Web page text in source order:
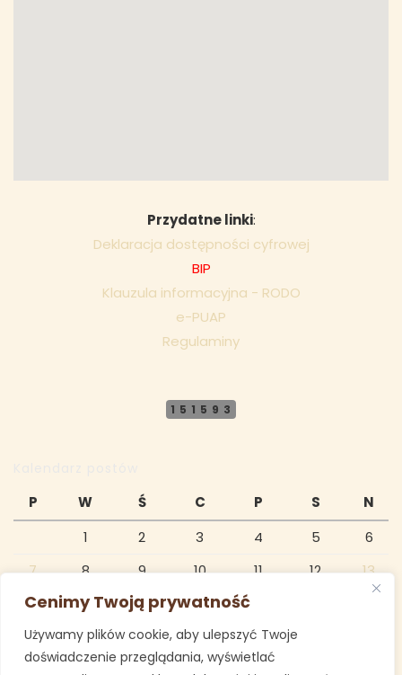
Cenimy Twoją prywatność
Używamy plików cookie, aby ulepszyć Twoje
doświadczenie przeglądania, wyświetlać
Przydatne linki:
Deklaracja dostępności cyfrowej
BIP
Klauzula informacyjna - RODO
e-PUAP
Regulaminy
151593
P W Ś C P S
N
1
2 3 4 5
6
7
8 9 10 11 12
13
14
15 16 17
21
22 23 24 25
29 30 31